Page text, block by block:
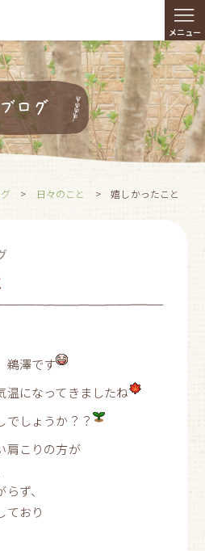
≡
メニュー
ブログ
> 日々のこと >嬉しかったこと
鵜澤です
温になってきましたね
でしょうか？？
肩こりの方が
ず、
ており